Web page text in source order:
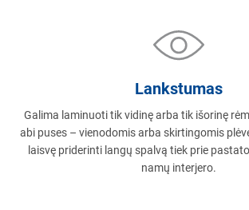
Lankstumas
Galima laminuoti tik vidinę arba tik išorinę
abi puses – vienodomis arba skirtingomis
laisvę priderinti langų spalvą tiek prie
namų interjero.